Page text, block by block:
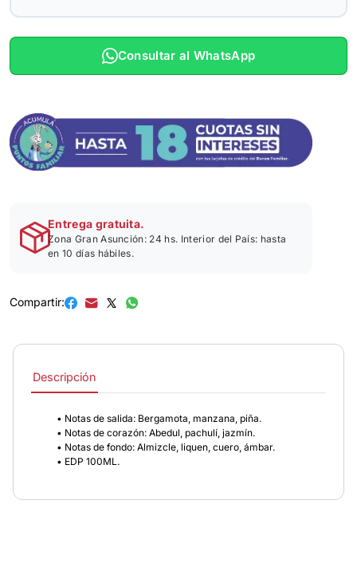
Consultar al WhatsApp
Entrega gratuita.
Zona Gran Asunción: 24 hs. Interior del País: hasta
en 10 días hábiles.
Compartir:
Descripción
• Notas de salida: Bergamota, manzana, piña.
• Notas de corazón: Abedul, pachulí, jazmín.
• Notas de fondo: Almizcle, liquen, cuero, ámbar.
• EDP 100ML.